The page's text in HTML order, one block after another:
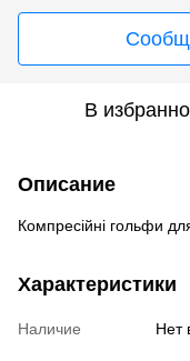
В
Описание
Компресійні гольфи
Характеристики
Наличие Нет